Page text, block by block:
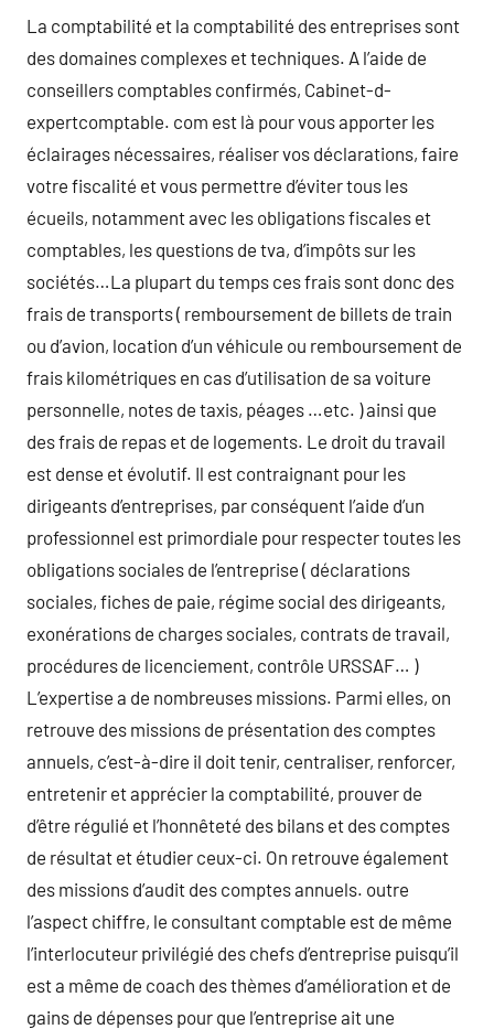
La comptabilité et la comptabilité des entreprises sont
des domaines complexes et techniques. A l’aide de
conseillers comptables confirmés, Cabinet-d-
expertcomptable. com est là pour vous apporter les
éclairages nécessaires, réaliser vos déclarations, faire
votre fiscalité et vous permettre d’éviter tous les
écueils, notamment avec les obligations fiscales et
comptables, les questions de tva, d’impôts sur les
sociétés…La plupart du temps ces frais sont donc des
frais de transports ( remboursement de billets de train
ou d’avion, location d’un véhicule ou remboursement de
frais kilométriques en cas d’utilisation de sa voiture
personnelle, notes de taxis, péages …etc. ) ainsi que
des frais de repas et de logements. Le droit du travail
est dense et évolutif. Il est contraignant pour les
dirigeants d’entreprises, par conséquent l’aide d’un
professionnel est primordiale pour respecter toutes les
obligations sociales de l’entreprise ( déclarations
sociales, fiches de paie, régime social des dirigeants,
exonérations de charges sociales, contrats de travail,
procédures de licenciement, contrôle URSSAF… )
L’expertise a de nombreuses missions. Parmi elles, on
retrouve des missions de présentation des comptes
annuels, c’est-à-dire il doit tenir, centraliser, renforcer,
entretenir et apprécier la comptabilité, prouver de
d’être régulié et l’honnêteté des bilans et des comptes
de résultat et étudier ceux-ci. On retrouve également
des missions d’audit des comptes annuels. outre
l’aspect chiffre, le consultant comptable est de même
l’interlocuteur privilégié des chefs d’entreprise puisqu’il
est a même de coach des thèmes d’amélioration et de
gains de dépenses pour que l’entreprise ait une